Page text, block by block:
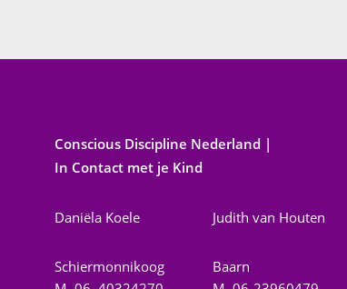
Conscious Discipline Nederland |
In Contact met je Kind
Daniëla Koele
Schiermonnikoog
Judith van Houten
Baarn